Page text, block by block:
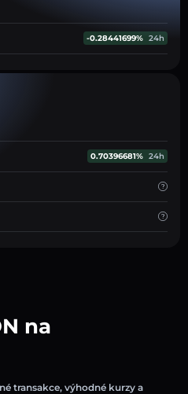
-0.28441699% 24h
0.70396681% 24h
na
transakce, výhodné kurzy a